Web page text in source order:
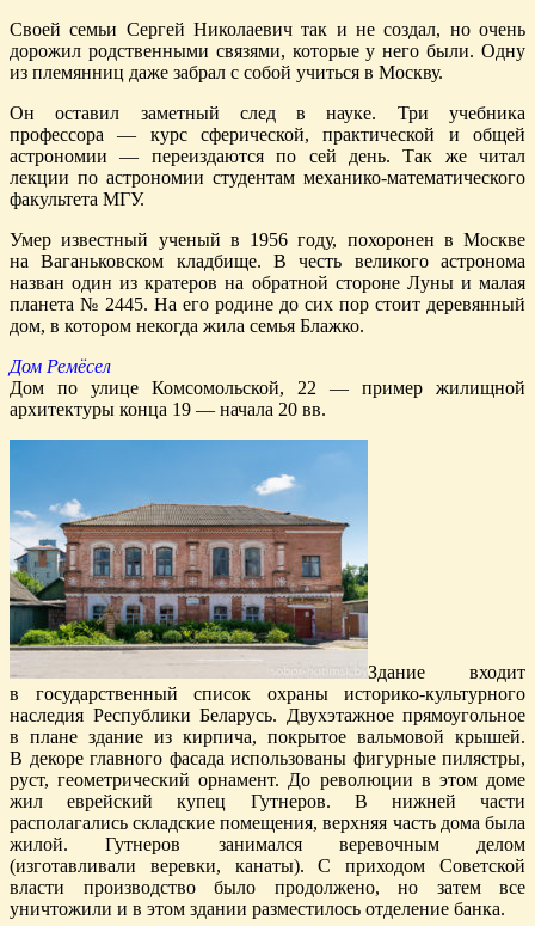
Своей семьи Сергей Николаевич так и не создал, но очень
дорожил родственными связями, которые у него были. Одну
из племянниц даже забрал с собой учиться в Москву.
Он оставил заметный след в науке. Три учебника
профессора — курс сферической, практической и общей
астрономии — переиздаются по сей день. Так же читал
лекции по астрономии студентам механико-математического
факультета МГУ.
Умер известный ученый в 1956 году, похоронен в Москве
на Ваганьковском кладбище. В честь великого астронома
назван один из кратеров на обратной стороне Луны и малая
планета № 2445. На его родине до сих пор стоит деревянный
дом, в котором некогда жила семья Блажко.
Дом Ремёсел
Дом по улице Комсомольской, 22 — пример жилищной
архитектуры конца 19 — начала 20 вв.
Здание входит
в государственный список охраны историко-культурного
наследия Республики Беларусь. Двухэтажное прямоугольное
в плане здание из кирпича, покрытое вальмовой крышей.
В декоре главного фасада использованы фигурные пилястры,
руст, геометрический орнамент. До революции в этом доме
жил еврейский купец Гутнеров. В нижней части
располагались складские помещения, верхняя часть дома была
жилой. Гутнеров занимался веревочным делом
(изготавливали веревки, канаты). С приходом Советской
власти производство было продолжено, но затем все
уничтожили и в этом здании разместилось отделение банка.